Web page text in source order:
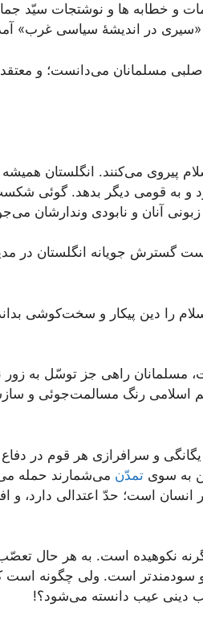
و خطابه ها و نوشتجات سیّد
«سیرى در اندیشۀ سیاسى غرب»
صلبى مسلمانان مى‌دانست؛ و
پیروى مى‌کنند. انگلستان همیشه
و به قومى دیگر بدهد. گوئى
آنان و نابودى وندارشان
گسترش جویانه انگلستان در
را دین پیکار و سخت‌کوشى
مسلمانان راهى جز توسّل به زور
اسلامى رنگ مسالمت‌جوئى و
و سرافرازى هر قوم در
به سوى تمدّن مى‌شمارند حمله
است؛ حدّ اعتدالى دارد، و
نکوهیده است. به هر حال
و سودمندتر است. ولى چگونه
دینى عیب دانسته مى‌شود؟!